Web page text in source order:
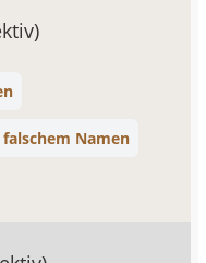
Namen